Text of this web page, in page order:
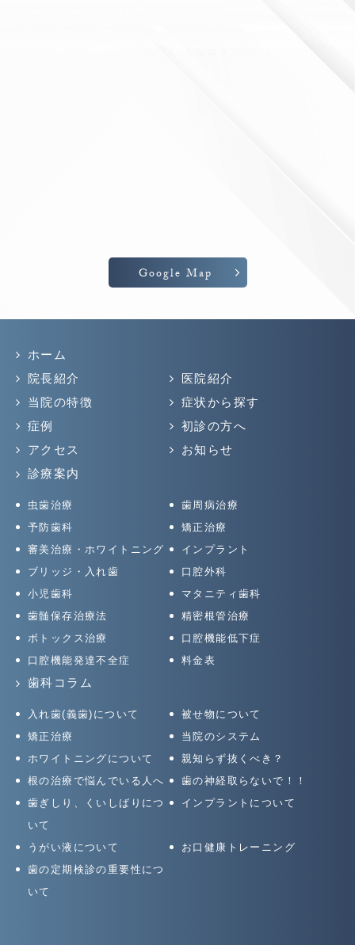
Google Map
ホーム
院長紹介
医院紹介
当院の特徴
症状から探す
症例
初診の方へ
アクセス
お知らせ
診療案内
虫歯治療
歯周病治療
予防歯科
矯正治療
審美治療・ホワイトニング
インプラント
ブリッジ・入れ歯
口腔外科
小児歯科
マタニティ歯科
歯髄保存治療法
精密根管治療
ボトックス治療
口腔機能低下症
口腔機能発達不全症
料金表
歯科コラム
入れ歯(義歯)について
被せ物について
矯正治療
当院のシステム
ホワイトニングについて
親知らず抜くべき？
根の治療で悩んでいる人へ
歯の神経取らないで！！
歯ぎしり、くいしばりにつ
いて
インプラントについて
うがい液について
お口健康トレーニング
歯の定期検診の重要性につ
いて